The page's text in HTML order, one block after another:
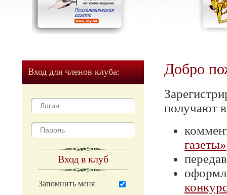
Вход для членов клуба:
Вход в клуб
Запомнить меня
Добро
получают
газеты»